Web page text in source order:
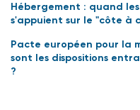
Hébergement : quand
s'appuient sur le "côte à
Pacte européen pour la
sont les dispositions
?